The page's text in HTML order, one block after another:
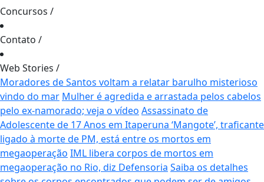
Concursos /
Contato /
Web Stories /
Moradores de Santos voltam a relatar barulho misterioso
vindo do mar Mulher é agredida e arrastada pelos cabelos
pelo ex-namorado; veja o vídeo Assassinato de
Adolescente de 17 Anos em Itaperuna ‘Mangote’, traficante
ligado à morte de PM, está entre os mortos em
megaoperação IML libera corpos de mortos em
megaoperação no Rio, diz Defensoria Saiba os detalhes